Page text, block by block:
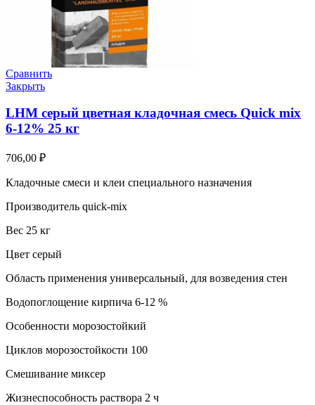
Сравнить
Закрыть
LHM серый цветная кладочная смесь Quick mix
6-12% 25 кг
706,00 ₽
Кладочные смеси и клеи специального назначения
Производитель quick-mix
Вес 25 кг
Цвет серый
Область применения универсальный, для возведения стен
Водопоглощение кирпича 6-12 %
Особенности морозостойкий
Циклов морозостойкости 100
Смешивание миксер
Жизнеспособность раствора 2 ч